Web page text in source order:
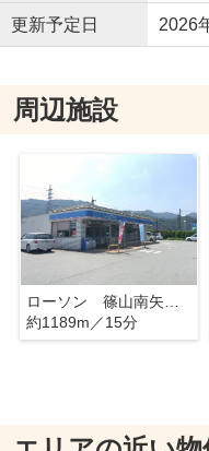
更新予定日 2026
周辺施設
約1189m／15分